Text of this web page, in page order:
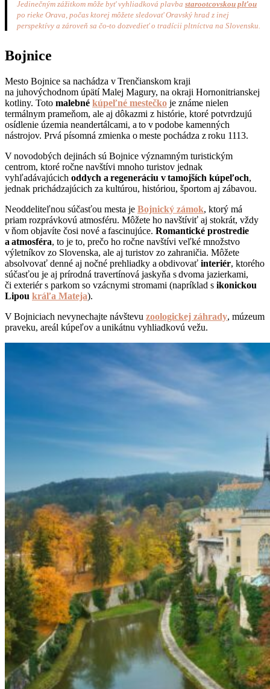
Jedinečným zážitkom môže byť vyhliadková plavba starootcovskou plťou
po rieke Orava, počas ktorej môžete sledovať Oravský hrad z inej
perspektívy a zároveň sa čo-to dozvedieť o tradícii pltníctva na Slovensku.
Bojnice
Mesto Bojnice sa nachádza v Trenčianskom kraji
na juhovýchodnom úpätí Malej Magury, na okraji Hornonitrianskej
kotliny. Toto malebné kúpeľné mestečko je známe nielen
termálnym prameňom, ale aj dôkazmi z histórie, ktoré potvrdzujú
osídlenie územia neandertálcami, a to v podobe kamenných
nástrojov. Prvá písomná zmienka o meste pochádza z roku 1113.
V novodobých dejinách sú Bojnice významným turistickým
centrom, ktoré ročne navštívi mnoho turistov jednak
vyhľadávajúcich oddych a regeneráciu v tamojších kúpeľoch,
jednak prichádzajúcich za kultúrou, históriou, športom aj zábavou.
Neoddeliteľnou súčasťou mesta je Bojnický zámok, ktorý má
priam rozprávkovú atmosféru. Môžete ho navštíviť aj stokrát, vždy
v ňom objavíte čosi nové a fascinujúce. Romantické prostredie
a atmosféra, to je to, prečo ho ročne navštívi veľké množstvo
výletníkov zo Slovenska, ale aj turistov zo zahraničia. Môžete
absolvovať denné aj nočné prehliadky a obdivovať interiér, ktorého
súčasťou je aj prírodná travertínová jaskyňa s dvoma jazierkami,
či exteriér s parkom so vzácnymi stromami (napríklad s ikonickou
Lipou kráľa Mateja).
V Bojniciach nevynechajte návštevu zoologickej záhrady, múzeum
praveku, areál kúpeľov a unikátnu vyhliadkovú vežu.